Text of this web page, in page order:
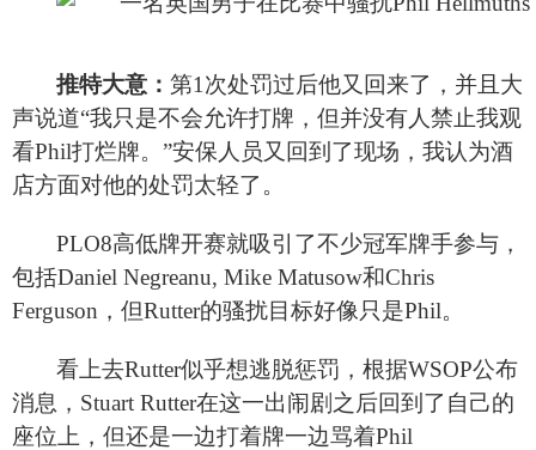
推特大意： 第1次处罚过后他又回来了，并且大
声说道“我只是不会允许打牌，但并没有人禁止我观
看Phil打烂牌。”安保人员又回到了现场，我认为酒
店方面对他的处罚太轻了。
PLO8高低牌开赛就吸引了不少冠军牌手参与，
包括Daniel Negreanu, Mike Matusow和Chris
Ferguson，但Rutter的骚扰目标好像只是Phil。
看上去Rutter似乎想逃脱惩罚，根据WSOP公布
消息，Stuart Rutter在这一出闹剧之后回到了自己的
座位上，但还是一边打着牌一边骂着Phil